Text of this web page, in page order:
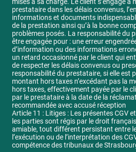
prestataire dans les délais convenus,
informations et documents
de la prestation ainsi qu’à la bonne
problèmes posés. La responsabilité du
être engagée pour : une erreur
d’information ou des informations
un retard occasionné par le client qui
de respecter les délais convenus ou
responsabilité du prestataire, si elle est
montant hors taxes n’excédant pas la
hors taxes, effectivement payée par le
par le prestataire à la date de la
recommandée avec accusé réception
Article 11 : Litiges : Les présentes CGV
les parties sont régis par le droit
amiable, tout différent persistant entre
l’exécution ou de l’interprétation des
compétence des tribunaux de